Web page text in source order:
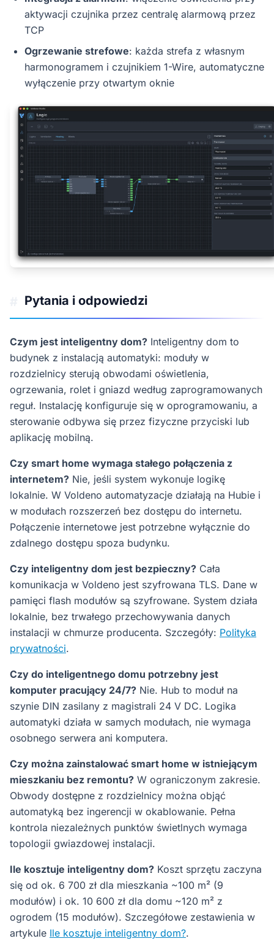
aktywacji czujnika przez centralę alarmową przez
TCP
Ogrzewanie strefowe: każda strefa z własnym
harmonogramem i czujnikiem 1-Wire, automatyczne
wyłączenie przy otwartym oknie
Pytania i odpowiedzi
Czym jest inteligentny dom? Inteligentny dom to
budynek z instalacją automatyki: moduły w
rozdzielnicy sterują obwodami oświetlenia,
ogrzewania, rolet i gniazd według zaprogramowanych
reguł. Instalację konfiguruje się w oprogramowaniu, a
sterowanie odbywa się przez fizyczne przyciski lub
aplikację mobilną.
Czy smart home wymaga stałego połączenia z
internetem? Nie, jeśli system wykonuje logikę
lokalnie. W Voldeno automatyzacje działają na Hubie i
w modułach rozszerzeń bez dostępu do internetu.
Połączenie internetowe jest potrzebne wyłącznie do
zdalnego dostępu spoza budynku.
Czy inteligentny dom jest bezpieczny? Cała
komunikacja w Voldeno jest szyfrowana TLS. Dane w
pamięci flash modułów są szyfrowane. System działa
lokalnie, bez trwałego przechowywania danych
instalacji w chmurze producenta. Szczegóły: Polityka
prywatności.
Czy do inteligentnego domu potrzebny jest
komputer pracujący 24/7? Nie. Hub to moduł na
szynie DIN zasilany z magistrali 24 V DC. Logika
automatyki działa w samych modułach, nie wymaga
osobnego serwera ani komputera.
Czy można zainstalować smart home w istniejącym
mieszkaniu bez remontu? W ograniczonym zakresie.
Obwody dostępne z rozdzielnicy można objąć
automatyką bez ingerencji w okablowanie. Pełna
kontrola niezależnych punktów świetlnych wymaga
topologii gwiazdowej instalacji.
Ile kosztuje inteligentny dom? Koszt sprzętu zaczyna
się od ok. 6 700 zł dla mieszkania ~100 m² (9
modułów) i ok. 10 600 zł dla domu ~120 m² z
ogrodem (15 modułów). Szczegółowe zestawienia w
artykule Ile kosztuje inteligentny dom?.